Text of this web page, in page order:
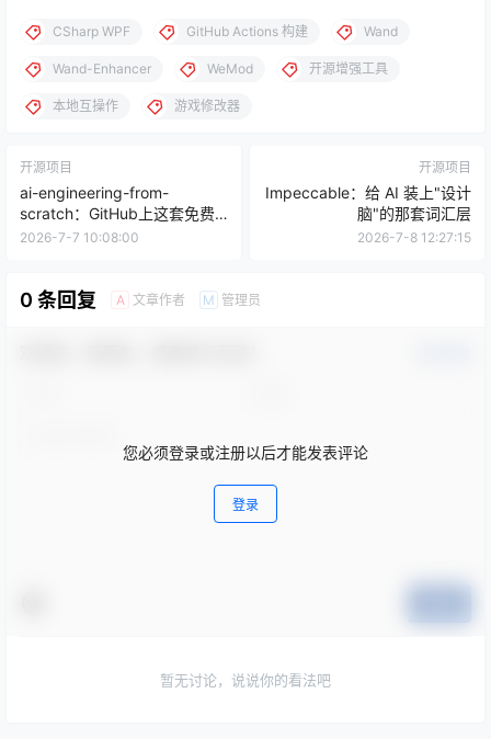
CSharp WPF GitHub Actions 构建 Wand
Wand-Enhancer WeMod 开源增强工具
本地互操作 游戏修改器
开源项目
ai-engineering-from-
scratch：GitHub上这套免费
的AI全栈课值不值得啃
2026-7-7 10:08:00
开源项目
Impeccable：给 AI 装上"设计
脑"的那套词汇层
2026-7-8 12:27:15
0 条回复 A 文章作者 M 管理员
您必须登录或注册以后才能发表评论
登录
暂无讨论，说说你的看法吧